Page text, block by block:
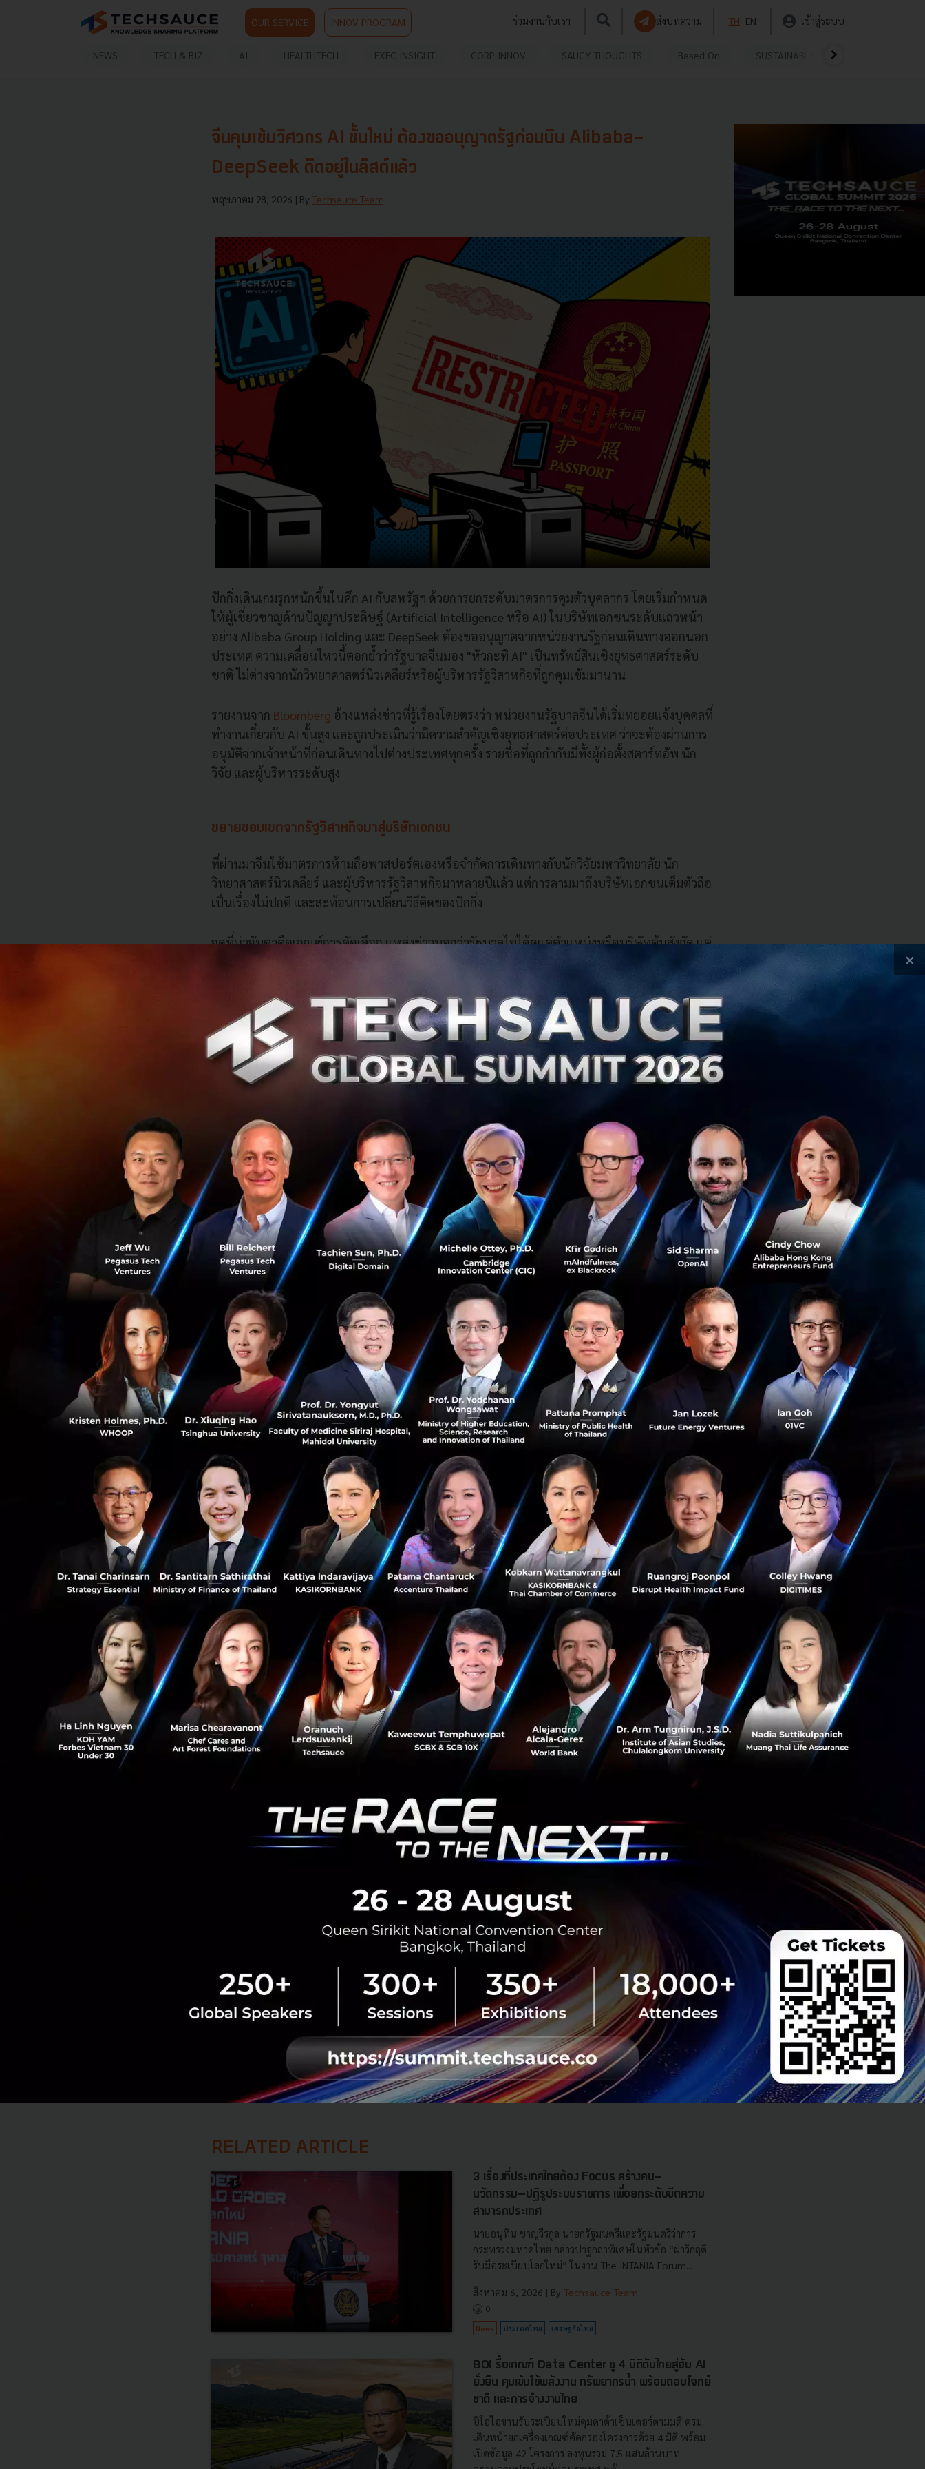
OUR SERVICE INNOV PROGRAM ร่วมงานกับเรา ส่งบทความ TH EN เข้าสู่ระบบ
NEWS TECH & BIZ AI HEALTHTECH EXEC INSIGHT CORP INNOV SAUCY THOUGHTS Based On SUSTAINABLE
0
0
จีนคุมเข้มวิศวกร AI ขั้นใหม่ ต้องขออนุญาตรัฐก่อนบิน Alibaba-
DeepSeek ติดอยู่ในลิสต์แล้ว
พฤษภาคม 28, 2026 | By Techsauce Team
ปักกิ่งเดินเกมรุกหนักขึ้นในศึก AI กับสหรัฐฯ ด้วยการยกระดับมาตรการคุมตัวบุคลากร โดยเริ่มกำหนด
ให้ผู้เชี่ยวชาญด้านปัญญาประดิษฐ์ (Artificial Intelligence หรือ AI) ในบริษัทเอกชนระดับแถวหน้า
อย่าง Alibaba Group Holding และ DeepSeek ต้องขออนุญาตจากหน่วยงานรัฐก่อนเดินทางออกนอก
ประเทศ ความเคลื่อนไหวนี้ตอกย้ำว่ารัฐบาลจีนมอง "หัวกะทิ AI" เป็นทรัพย์สินเชิงยุทธศาสตร์ระดับ
ชาติ ไม่ต่างจากนักวิทยาศาสตร์นิวเคลียร์หรือผู้บริหารรัฐวิสาหกิจที่ถูกคุมเข้มมานาน
รายงานจาก Bloomberg อ้างแหล่งข่าวที่รู้เรื่องโดยตรงว่า หน่วยงานรัฐบาลจีนได้เริ่มทยอยแจ้งบุคคลที่
ทำงานเกี่ยวกับ AI ขั้นสูง และถูกประเมินว่ามีความสำคัญเชิงยุทธศาสตร์ต่อประเทศ ว่าจะต้องผ่านการ
อนุมัติจากเจ้าหน้าที่ก่อนเดินทางไปต่างประเทศทุกครั้ง รายชื่อที่ถูกกำกับมีทั้งผู้ก่อตั้งสตาร์ทอัพ นัก
วิจัย และผู้บริหารระดับสูง
ขยายขอบเขตจากรัฐวิสาหกิจมาสู่บริษัทเอกชน
ที่ผ่านมาจีนใช้มาตรการห้ามถือพาสปอร์ตเองหรือจำกัดการเดินทางกับนักวิจัยมหาวิทยาลัย นัก
วิทยาศาสตร์นิวเคลียร์ และผู้บริหารรัฐวิสาหกิจมาหลายปีแล้ว แต่การลามมาถึงบริษัทเอกชนเต็มตัวถือ
เป็นเรื่องไม่ปกติ และสะท้อนการเปลี่ยนวิธีคิดของปักกิ่ง
จุดที่น่าจับตาคือเกณฑ์การคัดเลือก แหล่งข่าวบอกว่ารัฐบาลไม่ได้ดูแค่ตำแหน่งหรือบริษัทต้นสังกัด แต่
ประเมินจาก "ความสำคัญต่อประเทศ" เป็นรายบุคคล หมายความว่าวิศวกรระดับปฏิบัติการที่ถือ
ไหน ระดับอาวุโสไหน หรือบทบาทใดบ้าง ยังไม่มีความชัดเจน
คลื่นต่อเนื่องจากดีล Manus ที่จีนสั่งล้มกลางอากาศ
มาตรการล่าสุดมาในจังหวะเดียวกับที่อุตสาหกรรม AI จีนยังขลุกขลักกับเหตุการณ์ Manus เมื่อเดือน
NDRC) สั่งให้ Meta Platforms ถอยดีลซื้อกิจการ Manus มูลค่ากว่า 2,000 ล้านดอลลาร์สหรัฐออกไป
Manus เป็นสตาร์ทอัพ AI Agent ที่ก่อตั้งโดยทีมจีน ก่อนย้ายสำนักงานใหญ่ไป Singapore กลางปี
2025 แล้วถูก Meta เข้าซื้อกิจการช่วงปลายปี
ดีลนี้กลายเป็นจุดเริ่มที่ปักกิ่งเริ่มขยายอำนาจตรวจสอบไปยังธุรกรรมข้ามพรมแดน แม้ตัวบริษัทจะจด
ทะเบียนนอกจีนก็ตาม ผู้ร่วมก่อตั้ง Manus สองคนคือ Xiao Hong และ Ji Yichao ถูก Financial Times
รายงานว่าโดนสั่งห้ามออกนอกประเทศระหว่างการสอบสวน เหตุการณ์นี้จุดกระแสกังวลเรื่อง "การสูญ
เสียเทคโนโลยีและบุคลากร" ออกนอกประเทศจนรัฐบาลต้องออกมาตรการจำกัดเงินทุนสหรัฐฯ ใน
บริษัทเทคโนโลยีที่อ่อนไหวตามมา
แม้แหล่งข่าวจะย้ำว่าแผนคุมการเดินทางของบุคลากร AI ในรอบนี้ไม่ได้ผูกตรงกับเคส Manus แต่ทั้ง
สองเรื่องเดินคู่กันไปบนเป้าหมายเดียวกัน คือป้องกันไม่ให้ความรู้ทางเทคนิคของจีนรั่วไหลออกไปยังคู่
หัวกะทิ AI กลายเป็นทรัพย์สินยุทธศาสตร์ของประเทศ
ภาพรวมที่ใหญ่กว่านั้นคือ จีนเปลี่ยนสถานะของวิศวกร AI ระดับท็อปจากพนักงานบริษัทเป็น
"ทรัพย์สินของชาติ"
หลังยุคที่ ChatGPT จุดกระแสครั้งใหญ่ในปี 2022 บุคลากร AI ฝีมือดีของจีนส่วน
ใหญ่กระจุกอยู่ที่บริษัทเทคยักษ์ใหญ่และสตาร์ทอัพเอกชน ซึ่งเป็นจุดที่รัฐเข้าถึงได้ยากกว่ารัฐวิสาหกิจ
ในอดีต การยกระดับมาตรการครั้งนี้จึงเป็น
การดึงคนกลับมาอยู่ในมือของรัฐโดยตรง
Reuters และ Tom's Hardware
รายงานเสริมว่า ก่อนหน้านี้วิศวกร AI ในภาคเอกชนต้องแจ้ง แผนเดิน
ทางต่างประเทศกับเจ้าหน้าที่อยู่แล้ว แต่ยังไม่ถึงขั้นต้องขออนุญาต ส่วนปี 2025 Wall Street Journal
เคยรายงานว่าทางการจีนแนะนำให้ผู้ก่อตั้งและนักวิจัย AI ระดับท็อปหลีกเลี่ยงการเดินทางไปสหรัฐฯ
โดยเคสที่ถูกพูดถึงคือ Liang Wenfeng ผู้ก่อตั้ง DeepSeek ที่ปฏิเสธคำเชิญไปงานประชุม AI ที่ Paris
เมื่อต้นปี
ความเสี่ยงที่จีนต้องแลก คือเสน่ห์ในการดึงคนเก่ง
มาตรการนี้แม้จะช่วยป้องกันการรั่วไหลของเทคโนโลยี แต่ก็มีต้นทุนแฝงที่บริษัท AI จีนต้องจ่าย นั่นคือ
ความสามารถในการดึงดูดและรักษาคนเก่งให้อยู่ในระบบ วิศวกรที่มีความฝันอยากเติบโตในเวทีโลก
อาจต้องเลือกตั้งแต่ต้นว่าจะอยู่จีน หรือ ออกไปต่างประเทศก่อนถูกขึ้นบัญชี บางคนอาจตัดสินใจย้าย
ออกไปทำงานต่างชาติเร็วกว่าที่วางแผน เพื่อรักษาเส้นทางอาชีพระดับสากลของตัวเอง
นักวิเคราะห์ในรายงานของ heiseชี้ว่าจีนกำลังเดินบนเส้นด้าย ด้านหนึ่งต้องการกักความรู้สำคัญไว้ใน
ประเทศ แต่อีกด้านมาตรการแบบนี้อาจไล่คนเก่งที่จีนต้องการที่สุดในศึกแข่งกับสหรัฐฯ ให้ลาออกไป
อยู่ต่างแดน บริษัทในประเทศจึงอาจเสียเสน่ห์ในสายตาผู้สมัครงานระดับท็อปได้ในระยะยาว
ในระยะสั้น Ministry of Industry and Information Technology (MIIT), DeepSeek และ Alibaba ต่าง
ยังไม่ออกมาตอบสนองคำร้องขอความเห็นจากสื่อต่างประเทศ ส่วนคำถามใหญ่ที่ค้างอยู่คือ ขอบเขต
"บุคคลสำคัญเชิงยุทธศาสตร์"จะขยายไกลแค่ไหน และจะกระทบโครงสร้างการ
แข่งขันของอุตสาหกรรม AI ในจีนอย่างไรบ้าง
ที่มา:Bloomberg Business Standard,Reuters Tom's Hardware,heise
Manus China Alibaba DeepSeek AI Talent Tech Policy US-China Tech War Travel Restrictions
No comment
RELATED ARTICLE
3 เรื่องที่ประเทศไทยต้อง Focus สร้างคน–
นวัตกรรม–ปฏิรูประบบราชการ เพื่อยกระดับขีดความ
สามารถประเทศ
นายอนุทิน ชาญวีรกูล นายกรัฐมนตรีและรัฐมนตรีว่าการ
กระทรวงมหาดไทย กล่าวปาฐกถาพิเศษในหัวข้อ “ฝ่าวิกฤติ
รับมือระเบียบโลกใหม่” ในงาน The INTANIA Forum...
สิงหาคม 6, 2026 | By Techsauce Team
0
News ประเทศไทย เศรษฐกิจไทย
BOI รื้อเกณฑ์ Data Center ชู 4 มิติดันไทยสู่ฮับ AI
ยั่งยืน คุมเข้มใช้พลังงาน ทรัพยากรน้ำ พร้อมตอบโจทย์
ชาติ และการจ้างงานไทย
บีโอไอขานรับระเบียบใหม่คุมดาต้าเซ็นเตอร์ตามมติ ครม.
เดินหน้ายกเครื่องเกณฑ์คัดกรองโครงการด้วย 4 มิติ พร้อม
เปิดข้อมูล 42 โครงการ ลงทุนรวม 7.5 แสนล้านบาท
×